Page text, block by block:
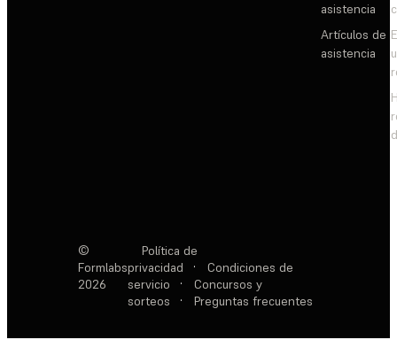
asistencia
Artículos de
asistencia
©
Formlabs
2026
Política de
privacidad
·
Condiciones de
servicio
·
Concursos y
sorteos
· Preguntas frecuentes